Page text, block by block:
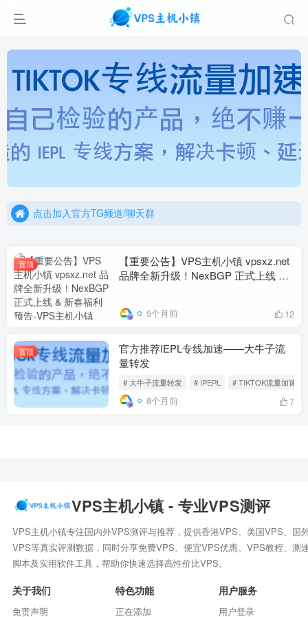
点击进行投稿赞助
点击加入官方TG频道/聊天群
点击进行投稿赞助
点击加入官方TG频道/聊天群
置顶
【重要公告】VPS主机小镇 vpsxz.net
品牌全新升级！NexBGP 正式上线 &
5个月前 12
置顶
官方推荐IEPL专线加速——大牛子流
量转发
# 大牛子流量转发 # IPEPL # TIKTOK流量加速
8个月前 7
VPS主机小镇 - 专业VPS测评
VPS主机小镇专注国内外VPS测评与推荐，提供香港VPS、美国VPS、国
VPS等真实评测数据，同时分享免费VPS、便宜VPS优惠、VPS教程、测
脚本及实用软件工具，帮助你快速选择高性价比VPS。
关于我们
免责声明
特色功能
正在添加
用户服务
用户登录